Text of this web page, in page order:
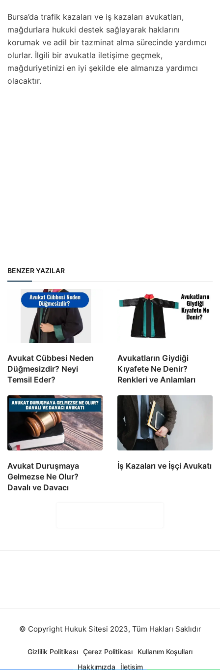
Bursa’da trafik kazaları ve iş kazaları avukatları,
mağdurlara hukuki destek sağlayarak haklarını
korumak ve adil bir tazminat alma sürecinde yardımcı
olurlar. İlgili bir avukatla iletişime geçmek,
mağduriyetinizi en iyi şekilde ele almanıza yardımcı
olacaktır.
BENZER YAZILAR
Avukat Cübbesi Neden
Düğmesizdir? Neyi
Temsil Eder?
Avukatların Giydiği
Kıyafete Ne Denir?
Renkleri ve Anlamları
Avukat Duruşmaya
Gelmezse Ne Olur?
Davalı ve Davacı
İş Kazaları ve İşçi Avukatı
© Copyright Hukuk Sitesi 2023, Tüm Hakları Saklıdır
Gizlilik Politikası Çerez Politikası
Kullanım Koşulları
Hakkımızda
İletişim